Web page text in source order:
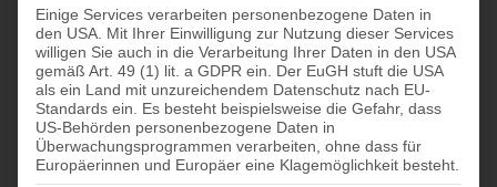
Zum Kalender hinzufügen
DETAILS
Datum:
August 10
Einige Services verarbeiten personenbezogene Daten in
den USA. Mit Ihrer Einwilligung zur Nutzung dieser Services
willigen Sie auch in die Verarbeitung Ihrer Daten in den USA
gemäß Art. 49 (1) lit. a GDPR ein. Der EuGH stuft die USA
als ein Land mit unzureichendem Datenschutz nach EU-
Standards ein. Es besteht beispielsweise die Gefahr, dass
US-Behörden personenbezogene Daten in
Überwachungsprogrammen verarbeiten, ohne dass für
Europäerinnen und Europäer eine Klagemöglichkeit besteht.